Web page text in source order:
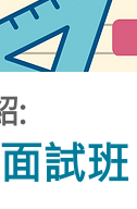
:
試班